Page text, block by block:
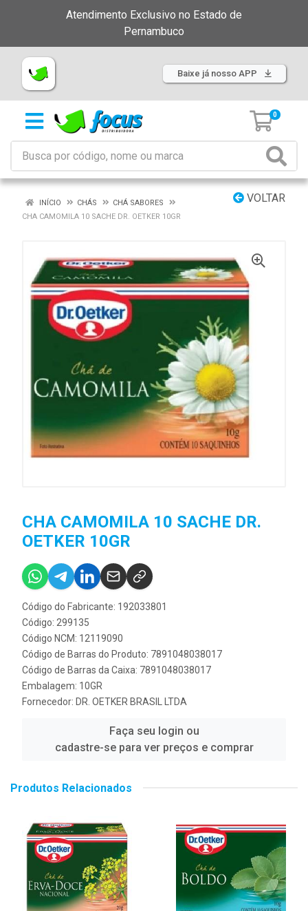
Atendimento Exclusivo no Estado de
Pernambuco
Baixe já nosso APP
0
VOLTAR
INÍCIO CHÁS
CHÁ SABORES
CHA CAMOMILA 10 SACHE DR. OETKER 10GR
CHA CAMOMILA 10 SACHE DR.
OETKER 10GR
Código do Fabricante: 192033801
Código: 299135
Código NCM: 12119090
Código de Barras do Produto: 7891048038017
Código de Barras da Caixa: 7891048038017
Embalagem: 10GR
Fornecedor: DR. OETKER BRASIL LTDA
Faça seu login ou
cadastre-se para ver preços e comprar
Produtos Relacionados